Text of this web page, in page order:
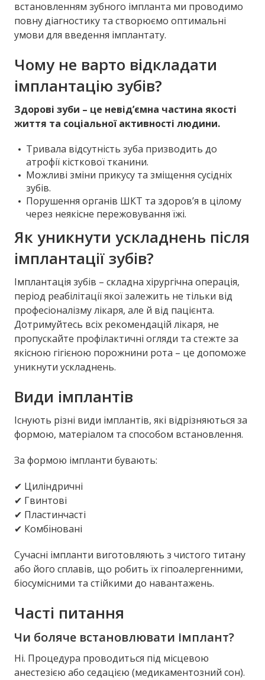
встановленням зубного імпланта ми проводимо
повну діагностику та створюємо оптимальні
умови для введення імплантату.
Чому не варто відкладати
імплантацію зубів?
Здорові зуби – це невід’ємна частина якості
життя та соціальної активності людини.
Тривала відсутність зуба призводить до
атрофії кісткової тканини.
Можливі зміни прикусу та зміщення сусідніх
зубів.
Порушення органів ШКТ та здоров’я в цілому
через неякісне пережовування їжі.
Як уникнути ускладнень після
імплантації зубів?
Імплантація зубів – складна хірургічна операція,
період реабілітації якої залежить не тільки від
професіоналізму лікаря, але й від пацієнта.
Дотримуйтесь всіх рекомендацій лікаря, не
пропускайте профілактичні огляди та стежте за
якісною гігієною порожнини рота – це допоможе
уникнути ускладнень.
Види імплантів
Існують різні види імплантів, які відрізняються за
формою, матеріалом та способом встановлення.
За формою імпланти бувають:
✔ Циліндричні
✔ Гвинтові
✔ Пластинчасті
✔ Комбіновані
Сучасні імпланти виготовляють з чистого титану
або його сплавів, що робить їх гіпоалергенними,
біосумісними та стійкими до навантажень.
Часті питання
Чи боляче встановлювати імплант?
Ні. Процедура проводиться під місцевою
анестезією або седацією (медикаментозний сон).